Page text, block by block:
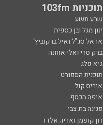
תוכניות 103fm
שבע תשע
ינון מגל ובן כספית
אראל סג"ל ואיל ברקוביץ'
ברק סרי ואלי אוחנה
גיא פלג
תוכנית הספורט
איריס קול
איפה הכסף
פנינה בת צבי
רון קופמן ואריה אלדד